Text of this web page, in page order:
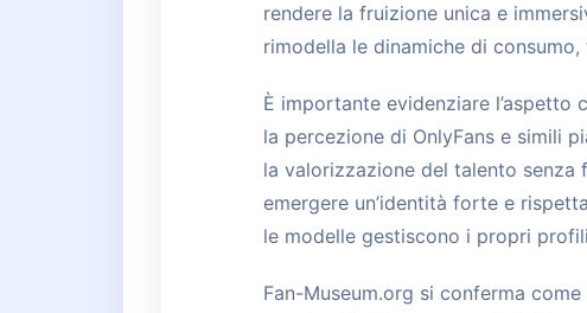
rendere la fruizione unica e
rimodella le dinamiche di
È importante evidenziare l’aspetto
la percezione di OnlyFans e simili
la valorizzazione del talento
emergere un’identità forte e
le modelle gestiscono i propri
Fan-Museum.org si conferma